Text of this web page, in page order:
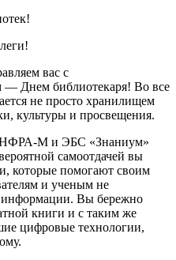
вас с
— Днем библиотекаря! Во все
не просто хранилищем
культуры и просвещения.
М и ЭБС «Знаниум»
самоотдачей вы
которые помогают своим
и ученым не
информации. Вы бережно
книги и с таким же
цифровые технологии,